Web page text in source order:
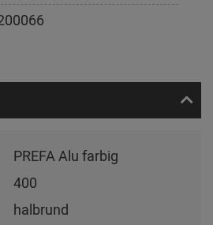
PREFA Alu farbig
400
halbrund